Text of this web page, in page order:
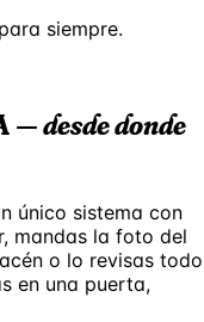
siempre.
—desde donde
único sistema con
mandas la foto del
o lo revisas todo
en una puerta,